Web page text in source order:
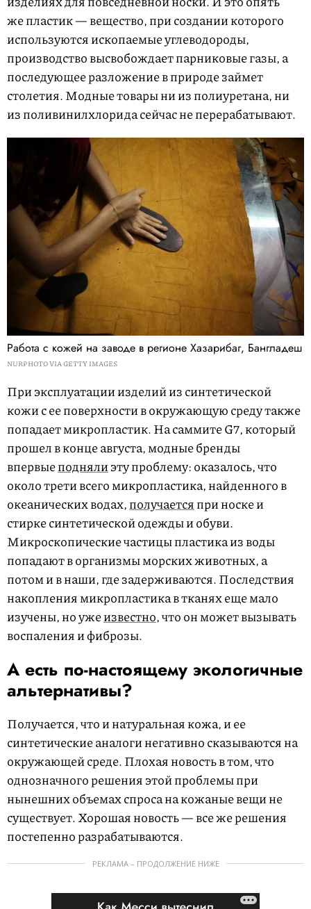
же пластик — вещество, при создании которого
используются ископаемые углеводороды,
производство высвобождает парниковые газы, а
последующее разложение в природе займет
столетия. Модные товары ни из полиуретана, ни
из поливинилхлорида сейчас не перерабатывают.
Работа с кожей на заводе в регионе Хазарибаг, Бангладеш
NURPHOTO VIA GETTY IMAGES
При эксплуатации изделий из синтетической
кожи с ее поверхности в окружающую среду также
попадает микропластик. На саммите G7, который
прошел в конце августа, модные бренды
впервыеподнялиэту проблему: оказалось, что
около трети всего микропластика, найденного в
океанических водах,получаетсяпри носке и
стирке синтетической одежды и обуви.
Микроскопические частицы пластика из воды
попадают в организмы морских животных, а
потом и в наши, где задерживаются. Последствия
накопления микропластика в тканях еще мало
изучены, но ужеизвестно, что он может вызывать
воспаления и фиброзы.
А есть по-настоящему экологичные
альтернативы?
Получается, что и натуральная кожа, и ее
синтетические аналоги негативно сказываются на
окружающей среде. Плохая новость в том, что
однозначного решения этой проблемы при
нынешних объемах спроса на кожаные вещи не
существует. Хорошая новость — все же решения
постепенно разрабатываются.
РЕКЛАМА – ПРОДОЛЖЕНИЕ НИЖЕ